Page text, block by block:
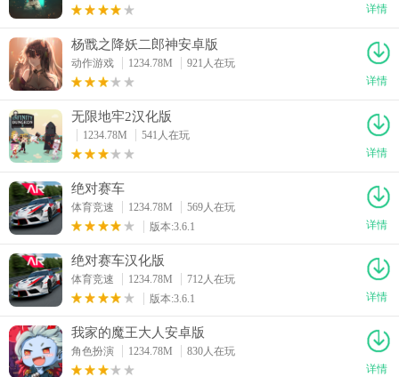
详情
杨戬之降妖二郎神安卓版
动作游戏 1234.78M
921人在玩
详情
无限地牢2汉化版
1234.78M
541人在玩
详情
绝对赛车
体育竞速 1234.78M
569人在玩
版本:3.6.1
详情
绝对赛车汉化版
体育竞速 1234.78M
712人在玩
版本:3.6.1
详情
我家的魔王大人安卓版
角色扮演 1234.78M
830人在玩
详情